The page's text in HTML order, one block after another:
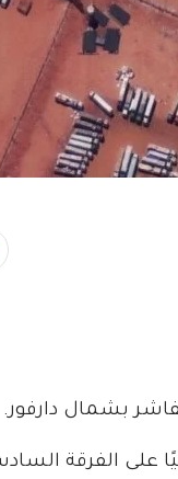
بشمال دارفور.
على الفرقة